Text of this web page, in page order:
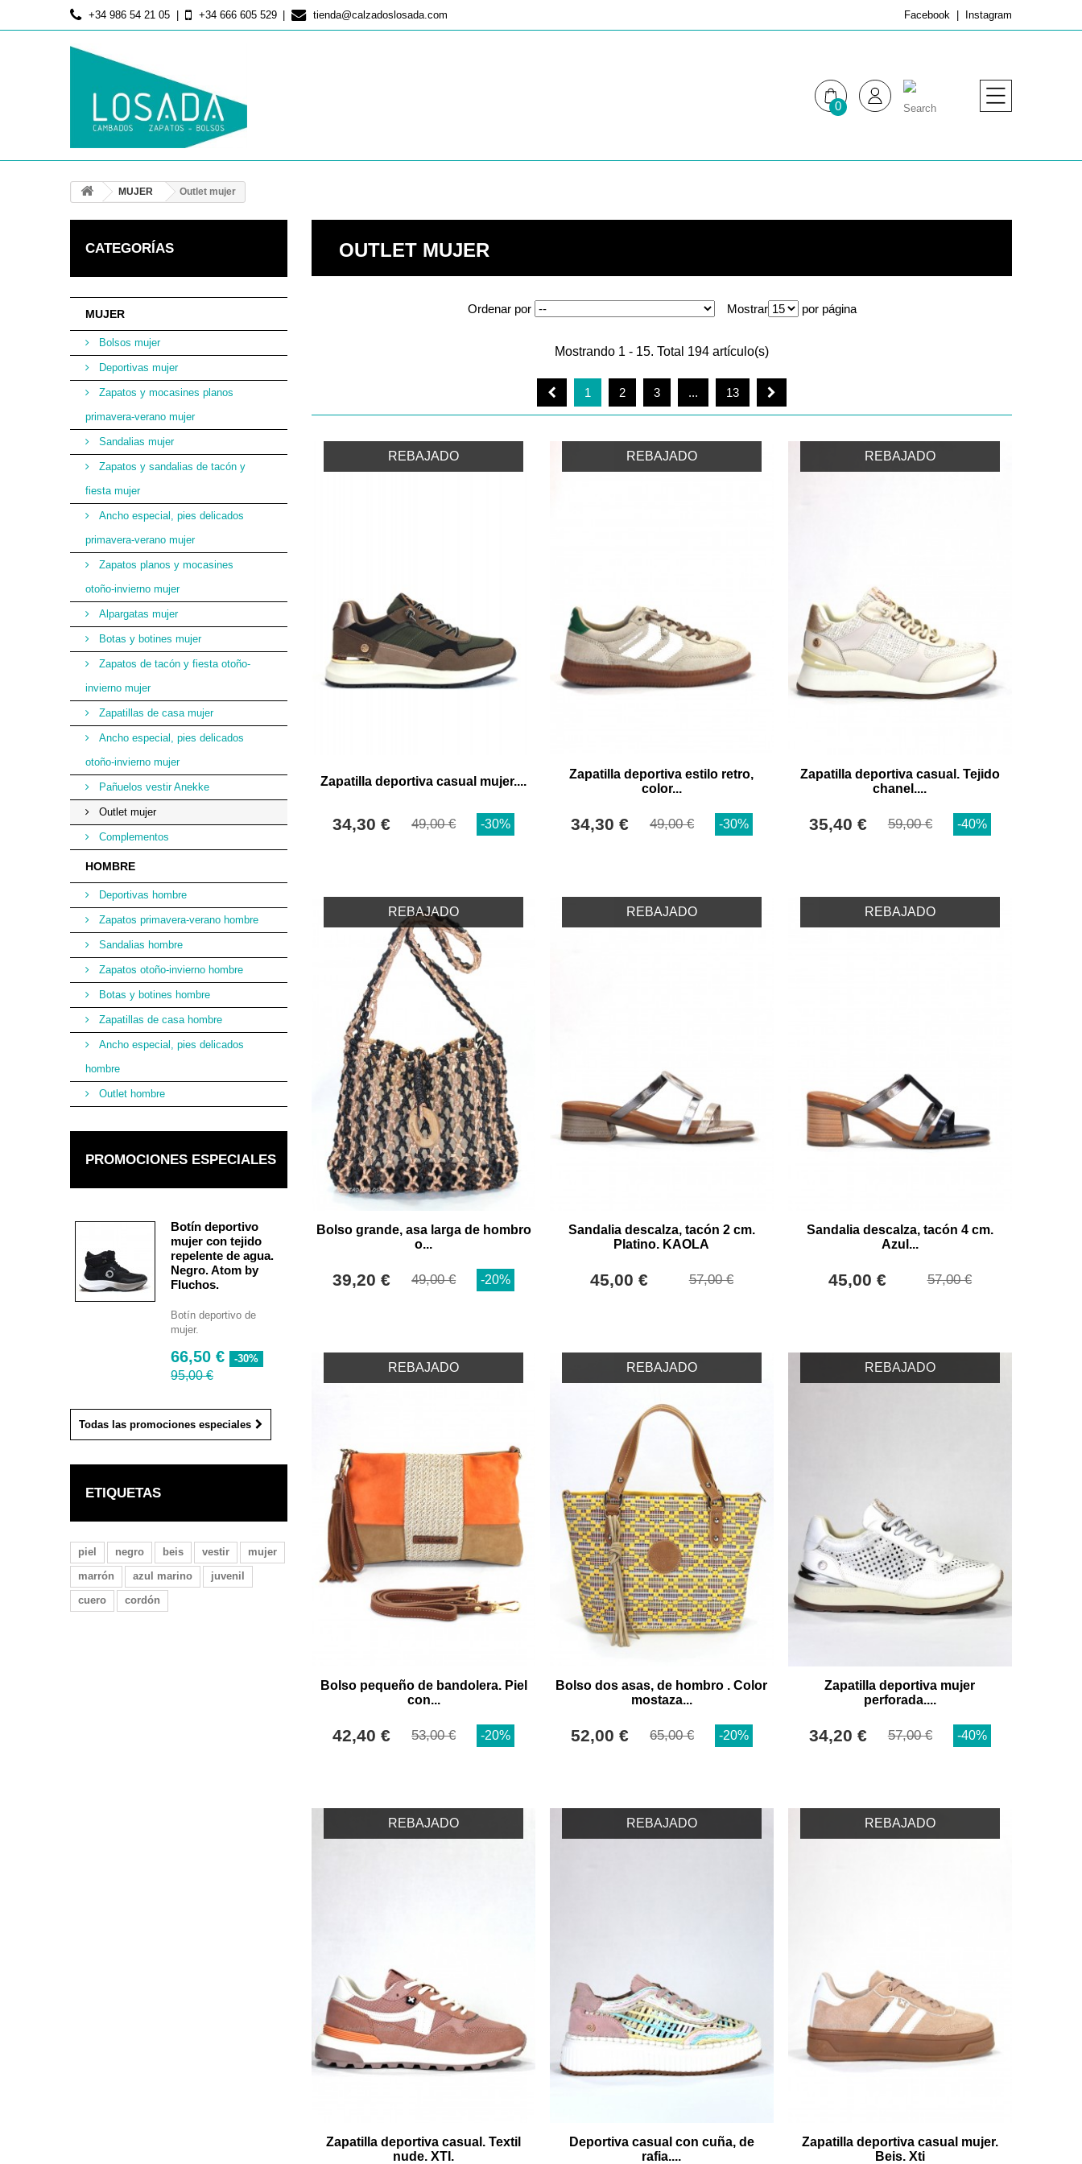
+34 986 54 21 05 +34 666 605 529 tienda@calzadoslosada.com Facebook Instagram
0
MUJER Outlet mujer
CATEGORÍAS
MUJER
Bolsos mujer
Deportivas mujer
Zapatos y mocasines planos
primavera-verano mujer
Sandalias mujer
Zapatos y sandalias de tacón y
fiesta mujer
Ancho especial, pies delicados
primavera-verano mujer
Zapatos planos y mocasines
otoño-invierno mujer
Alpargatas mujer
Botas y botines mujer
Zapatos de tacón y fiesta otoño-
invierno mujer
Zapatillas de casa mujer
Ancho especial, pies delicados
otoño-invierno mujer
Pañuelos vestir Anekke
Outlet mujer
Complementos
HOMBRE
Deportivas hombre
Zapatos primavera-verano hombre
Sandalias hombre
Zapatos otoño-invierno hombre
Botas y botines hombre
Zapatillas de casa hombre
Ancho especial, pies delicados
hombre
Outlet hombre
PROMOCIONES ESPECIALES
Botín deportivo
mujer con tejido
repelente de agua.
Negro. Atom by
Fluchos.
Botín deportivo de
mujer.
66,50 € -30%
95,00 €
Todas las promociones especiales
ETIQUETAS
piel negro beis vestir
mujer
marrón
azul marino
juvenil
cuero
cordón
OUTLET MUJER
Ordenar por Mostrar por página
Mostrando 1 - 15. Total 194 artículo(s)
1 2 3 ... 13
REBAJADO
Zapatilla deportiva casual mujer....
34,30 € 49,00 € -30%
REBAJADO
Zapatilla deportiva estilo retro,
color...
34,30 € 49,00 € -30%
REBAJADO
Zapatilla deportiva casual. Tejido
chanel....
35,40 € 59,00 € -40%
REBAJADO
Bolso grande, asa larga de hombro
o...
39,20 € 49,00 € -20%
REBAJADO
Sandalia descalza, tacón 2 cm.
Platino. KAOLA
45,00 € 57,00 €
REBAJADO
Sandalia descalza, tacón 4 cm.
Azul...
45,00 € 57,00 €
REBAJADO
Bolso pequeño de bandolera. Piel
con...
42,40 € 53,00 € -20%
REBAJADO
Bolso dos asas, de hombro . Color
mostaza...
52,00 € 65,00 € -20%
REBAJADO
Zapatilla deportiva mujer
perforada....
34,20 € 57,00 € -40%
REBAJADO
Zapatilla deportiva casual. Textil
nude. XTI.
REBAJADO
Deportiva casual con cuña, de
rafia....
REBAJADO
Zapatilla deportiva casual mujer.
Beis. Xti